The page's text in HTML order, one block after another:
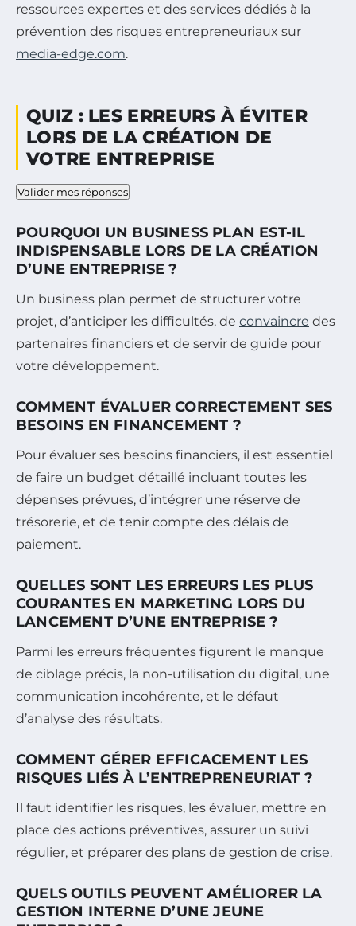
ressources expertes et des services dédiés à la
prévention des risques entrepreneuriaux sur
media-edge.com.
QUIZ : LES ERREURS À ÉVITER
LORS DE LA CRÉATION DE
VOTRE ENTREPRISE
Valider mes réponses
POURQUOI UN BUSINESS PLAN EST-IL
INDISPENSABLE LORS DE LA CRÉATION
D’UNE ENTREPRISE ?
Un business plan permet de structurer votre
projet, d’anticiper les difficultés, de convaincre des
partenaires financiers et de servir de guide pour
votre développement.
COMMENT ÉVALUER CORRECTEMENT SES
BESOINS EN FINANCEMENT ?
Pour évaluer ses besoins financiers, il est essentiel
de faire un budget détaillé incluant toutes les
dépenses prévues, d’intégrer une réserve de
trésorerie, et de tenir compte des délais de
paiement.
QUELLES SONT LES ERREURS LES PLUS
COURANTES EN MARKETING LORS DU
LANCEMENT D’UNE ENTREPRISE ?
Parmi les erreurs fréquentes figurent le manque
de ciblage précis, la non-utilisation du digital, une
communication incohérente, et le défaut
d’analyse des résultats.
COMMENT GÉRER EFFICACEMENT LES
RISQUES LIÉS À L’ENTREPRENEURIAT ?
Il faut identifier les risques, les évaluer, mettre en
place des actions préventives, assurer un suivi
régulier, et préparer des plans de gestion de crise.
QUELS OUTILS PEUVENT AMÉLIORER LA
GESTION INTERNE D’UNE JEUNE